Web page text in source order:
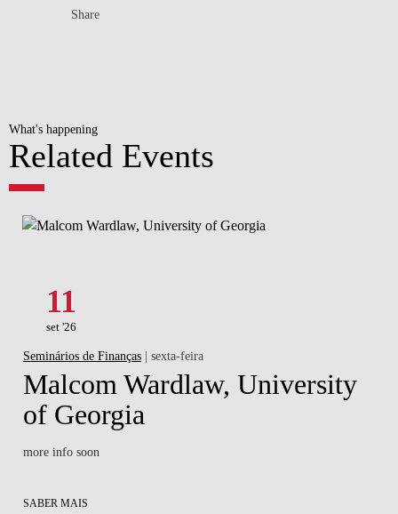
Share
What's happening
Related Events
11
set '26
Seminários de Finanças | sexta-feira
Malcom Wardlaw, University
of Georgia
more info soon
SABER MAIS